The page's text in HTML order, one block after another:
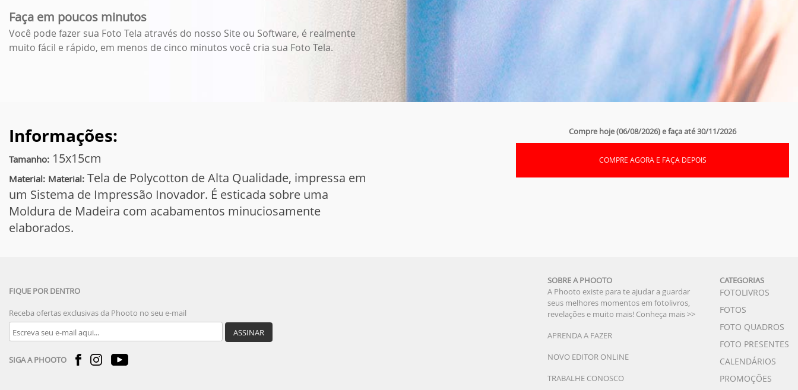
Faça em poucos minutos
Você pode fazer sua Foto Tela através do nosso Site ou Software, é realmente
muito fácil e rápido, em menos de cinco minutos você cria sua Foto Tela.
Informações:
Tamanho: 15x15cm
Material: Material: Tela de Polycotton de Alta Qualidade, impressa em
um Sistema de Impressão Inovador. É esticada sobre uma
Moldura de Madeira com acabamentos minuciosamente
elaborados.
Compre hoje (06/08/2026) e faça até 30/11/2026
COMPRE AGORA E FAÇA DEPOIS
FIQUE POR DENTRO
Receba ofertas exclusivas da Phooto no seu e-mail
ASSINAR
SIGA A PHOOTO
SOBRE A PHOOTO
A Phooto existe para te ajudar a guardar
seus melhores momentos em fotolivros,
revelações e muito mais! Conheça mais >>
APRENDA A FAZER
NOVO EDITOR ONLINE
TRABALHE CONOSCO
CATEGORIAS
FOTOLIVROS
FOTOS
FOTO QUADROS
FOTO PRESENTES
CALENDÁRIOS
PROMOÇÕES